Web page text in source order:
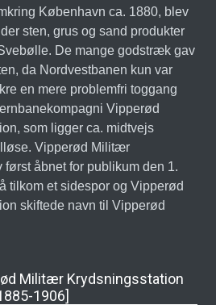
København ca. 1880, blev
sten, grus og sand produkter
De mange godstræk gav
da Nordvestbanen kun var
en mere problemfri toggang
Vipperød
som ligger ca. midtvejs
Vipperød Militær
først åbnet for publikum den 1.
tilkom et sidespor og Vipperød
skiftede navn til Vipperød
Militær Krydsningsstation
1906]